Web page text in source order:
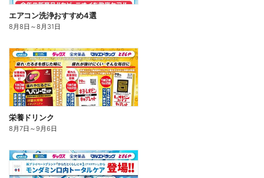
エアコン洗浄おすすめ4選
8月8日 ～8月31日
栄養ドリンク
8月7日 ～9月6日